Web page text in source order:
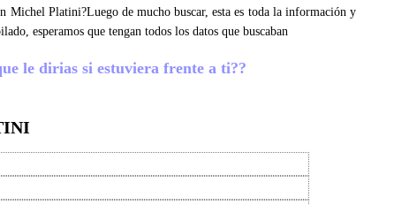
Michel Platini?Luego de mucho buscar, esta es toda la información y
esperamos que tengan todos los datos que buscaban
le dirias si estuviera frente a ti??